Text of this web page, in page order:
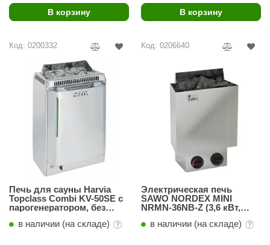
В корзину В корзину
Код: 0200332
Печь для сауны Harvia
Topclass Combi KV-50SE с
парогенератором, без
в наличии (на складе)
Код: 0206640
Электрическая печь
SAWO NORDEX MINI
NRMN-36NB-Z (3,6 кВт,
оцинковка, снаружи
в наличии (на складе)